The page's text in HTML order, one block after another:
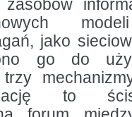
modeli
jako
go do
to